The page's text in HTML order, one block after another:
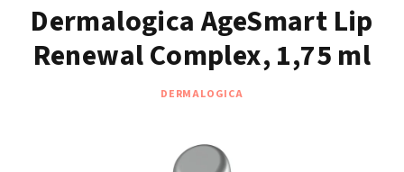
košík
Dermalogica AgeSmart Lip
Renewal Complex, 1,75 ml
DERMALOGICA